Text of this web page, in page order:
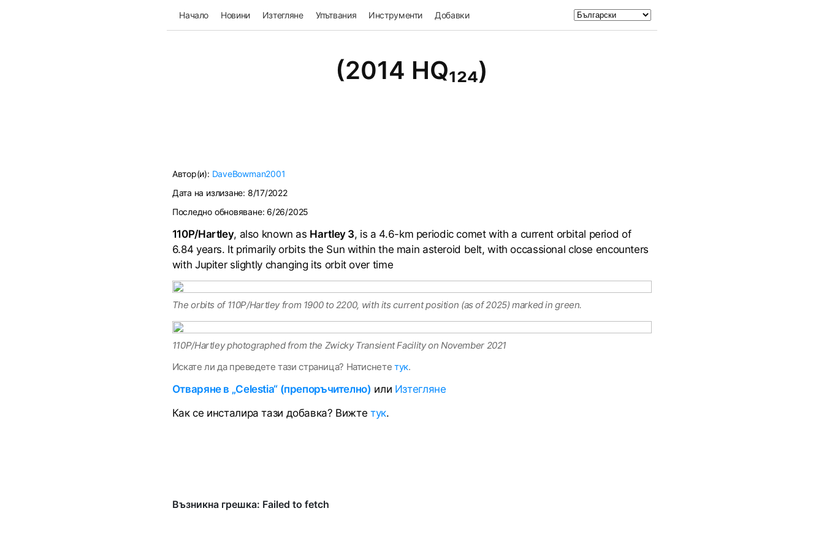
Начало Новини Изтегляне Упътвания Инструменти Добавки
(2014 HQ₁₂₄)
Автор(и): DaveBowman2001
Дата на излизане: 8/17/2022
Последно обновяване: 6/26/2025
110P/Hartley, also known as Hartley 3, is a 4.6-km periodic comet with a current orbital period of
6.84 years. It primarily orbits the Sun within the main asteroid belt, with occassional close encounters
with Jupiter slightly changing its orbit over time
The orbits of 110P/Hartley from 1900 to 2200, with its current position (as of 2025) marked in green.
110P/Hartley photographed from the Zwicky Transient Facility on November 2021
Искате ли да преведете тази страница? Натиснете тук.
Отваряне в „Celestia“ (препоръчително) или Изтегляне
Как се инсталира тази добавка? Вижте тук.